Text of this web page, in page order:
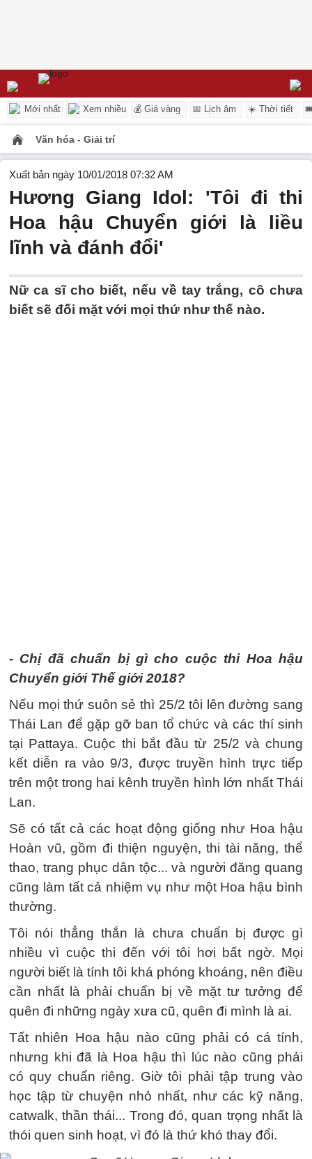
Mới nhất Xem nhiều 💰 Giá vàng 📅 Lịch âm ☀️ Thời tiết
Văn hóa - Giải trí
Xuất bản ngày 10/01/2018 07:32 AM
Hương Giang Idol: 'Tôi đi thi
Hoa hậu Chuyển giới là liều
lĩnh và đánh đổi'
Nữ ca sĩ cho biết, nếu về tay trắng, cô chưa
biết sẽ đối mặt với mọi thứ như thế nào.
- Chị đã chuẩn bị gì cho cuộc thi Hoa hậu
Chuyển giới Thế giới 2018?
Nếu mọi thứ suôn sẻ thì 25/2 tôi lên đường sang
Thái Lan để gặp gỡ ban tổ chức và các thí sinh
tại Pattaya. Cuộc thi bắt đầu từ 25/2 và chung
kết diễn ra vào 9/3, được truyền hình trực tiếp
trên một trong hai kênh truyền hình lớn nhất Thái
Lan.
Sẽ có tất cả các hoạt động giống như Hoa hậu
Hoàn vũ, gồm đi thiện nguyện, thi tài năng, thể
thao, trang phục dân tộc... và người đăng quang
cũng làm tất cả nhiệm vụ như một Hoa hậu bình
thường.
Tôi nói thẳng thắn là chưa chuẩn bị được gì
nhiều vì cuộc thi đến với tôi hơi bất ngờ. Mọi
người biết là tính tôi khá phóng khoáng, nên điều
cần nhất là phải chuẩn bị về mặt tư tưởng để
quên đi những ngày xưa cũ, quên đi mình là ai.
Tất nhiên Hoa hậu nào cũng phải có cá tính,
nhưng khi đã là Hoa hậu thì lúc nào cũng phải
có quy chuẩn riêng. Giờ tôi phải tập trung vào
học tập từ chuyện nhỏ nhất, như các kỹ năng,
catwalk, thần thái... Trong đó, quan trọng nhất là
thói quen sinh hoạt, vì đó là thứ khó thay đổi.